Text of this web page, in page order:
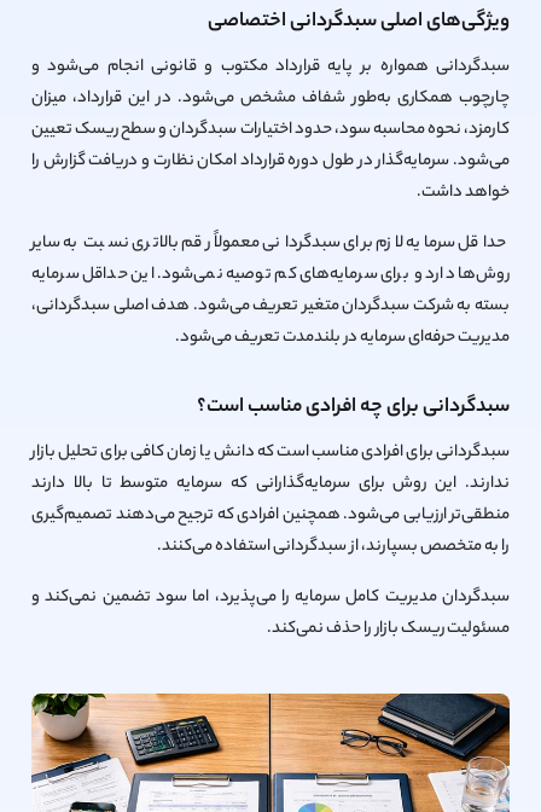
ویژگی‌های اصلی سبدگردانی اختصاصی
سبدگردانی همواره بر پایه قرارداد مکتوب و قانونی انجام می‌شود و
چارچوب همکاری به‌طور شفاف مشخص می‌شود. در این قرارداد، میزان
کارمزد، نحوه محاسبه سود، حدود اختیارات سبدگردان و سطح ریسک تعیین
می‌شود. سرمایه‌گذار در طول دوره قرارداد امکان نظارت و دریافت گزارش را
خواهد داشت.
حداقل سرمایه لازم برای سبدگردانی معمولاً رقم بالاتری نسبت به سایر
روش‌ها دارد و برای سرمایه‌های کم توصیه نمی‌شود. این حداقل سرمایه
بسته به شرکت سبدگردان متغیر تعریف می‌شود. هدف اصلی سبدگردانی،
مدیریت حرفه‌ای سرمایه در بلندمدت تعریف می‌شود.
سبدگردانی برای چه افرادی مناسب است؟
سبدگردانی برای افرادی مناسب است که دانش یا زمان کافی برای تحلیل بازار
ندارند. این روش برای سرمایه‌گذارانی که سرمایه متوسط تا بالا دارند
منطقی‌تر ارزیابی می‌شود. همچنین افرادی که ترجیح می‌دهند تصمیم‌گیری
را به متخصص بسپارند، از سبدگردانی استفاده می‌کنند.
سبدگردان مدیریت کامل سرمایه را می‌پذیرد، اما سود تضمین نمی‌کند و
مسئولیت ریسک بازار را حذف نمی‌کند.